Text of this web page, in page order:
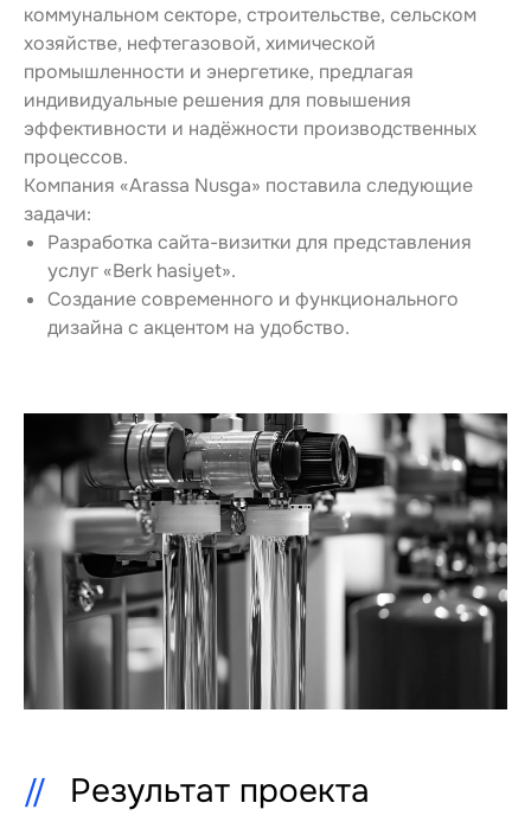
коммунальном секторе, строительстве, сельском
хозяйстве, нефтегазовой, химической
промышленности и энергетике, предлагая
индивидуальные решения для повышения
эффективности и надёжности производственных
процессов.
Компания «Arassa Nusga» поставила следующие
задачи:
Разработка сайта-визитки для представления
услуг «Berk hasiyet».
Создание современного и функционального
дизайна с акцентом на удобство.
Результат проекта